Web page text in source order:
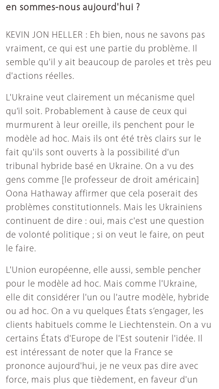
en sommes-nous aujourd'hui ?
KEVIN JON HELLER : Eh bien, nous ne savons pas
vraiment, ce qui est une partie du problème. Il
semble qu'il y ait beaucoup de paroles et très peu
d'actions réelles.
L'Ukraine veut clairement un mécanisme quel
qu’il soit. Probablement à cause de ceux qui
murmurent à leur oreille, ils penchent pour le
modèle ad hoc. Mais ils ont été très clairs sur le
fait qu'ils sont ouverts à la possibilité d'un
tribunal hybride basé en Ukraine. On a vu des
gens comme [le professeur de droit américain]
Oona Hathaway affirmer que cela poserait des
problèmes constitutionnels. Mais les Ukrainiens
continuent de dire : oui, mais c'est une question
de volonté politique ; si on veut le faire, on peut
le faire.
L'Union européenne, elle aussi, semble pencher
pour le modèle ad hoc. Mais comme l'Ukraine,
elle dit considérer l'un ou l'autre modèle, hybride
ou ad hoc. On a vu quelques États s’engager, les
clients habituels comme le Liechtenstein. On a vu
certains États d'Europe de l'Est soutenir l'idée. Il
est intéressant de noter que la France se
prononce aujourd'hui, je ne veux pas dire avec
force, mais plus que tièdement, en faveur d'un